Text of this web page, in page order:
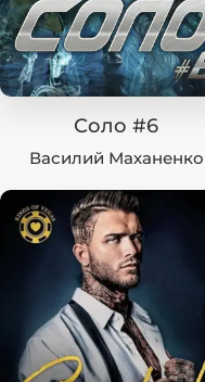
Соло #6
Василий Маханенко